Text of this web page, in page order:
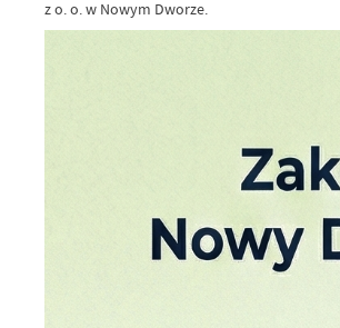
z o. o. w Nowym Dworze.